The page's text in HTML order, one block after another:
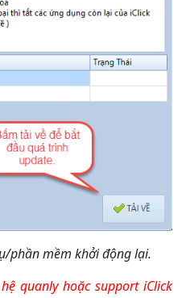
phần mềm khởi động lại.
quanly hoặc support iClick